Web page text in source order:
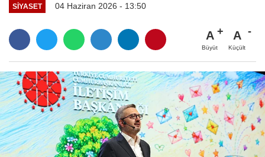
SIYASET 04 Haziran 2026 - 13:50
A
Büyüt
A
Küçült